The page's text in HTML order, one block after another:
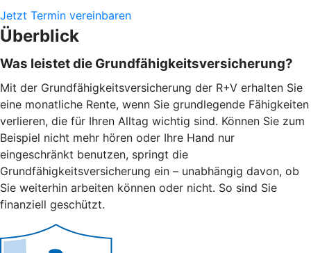
Jetzt Termin vereinbaren
Überblick
Was leistet die Grundfähigkeitsversicherung?
Mit der Grundfähigkeitsversicherung der R+V erhalten Sie
eine monatliche Rente, wenn Sie grundlegende Fähigkeiten
verlieren, die für Ihren Alltag wichtig sind. Können Sie zum
Beispiel nicht mehr hören oder Ihre Hand nur
eingeschränkt benutzen, springt die
Grundfähigkeitsversicherung ein – unabhängig davon, ob
Sie weiterhin arbeiten können oder nicht. So sind Sie
finanziell geschützt.